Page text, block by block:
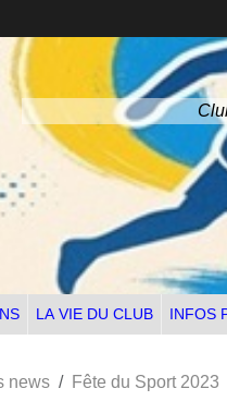
LA VIE DU CLUB INFOS
news Fête du Sport 2023